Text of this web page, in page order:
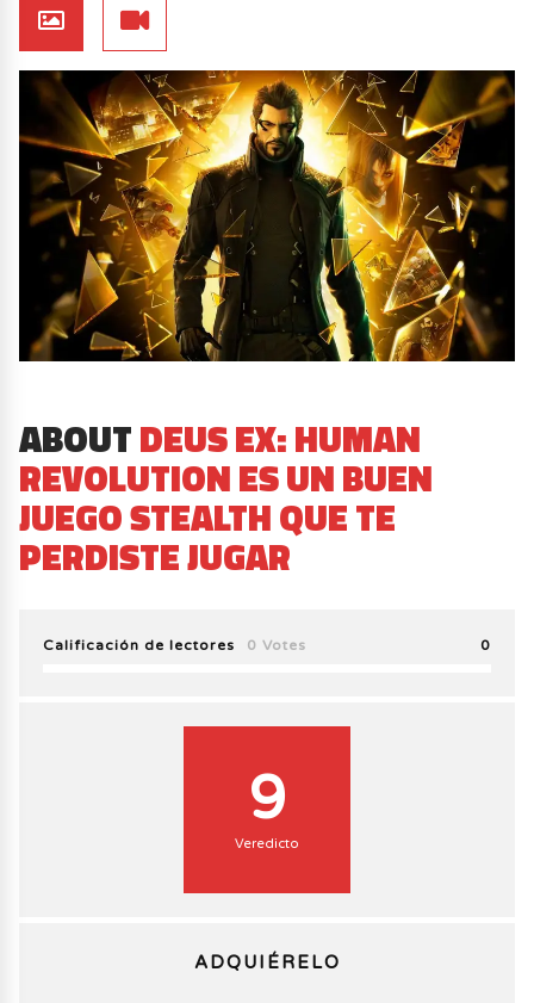
ABOUTDEUS EX: HUMAN
REVOLUTION ES UN BUEN
JUEGO STEALTH QUE TE
PERDISTE JUGAR
Calificación de lectores 0 Votes 0
9
Veredicto
ADQUIÉRELO